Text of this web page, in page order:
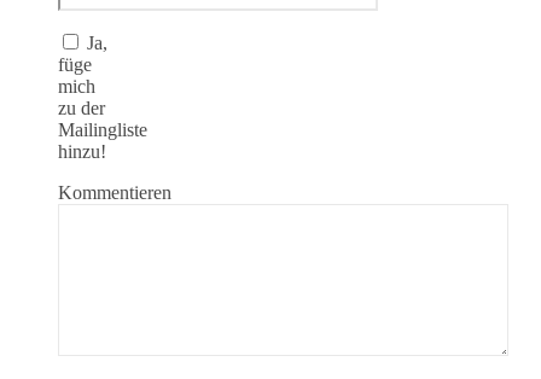
Ja,
füge
mich
zu der
Mailingliste
hinzu!
Kommentieren